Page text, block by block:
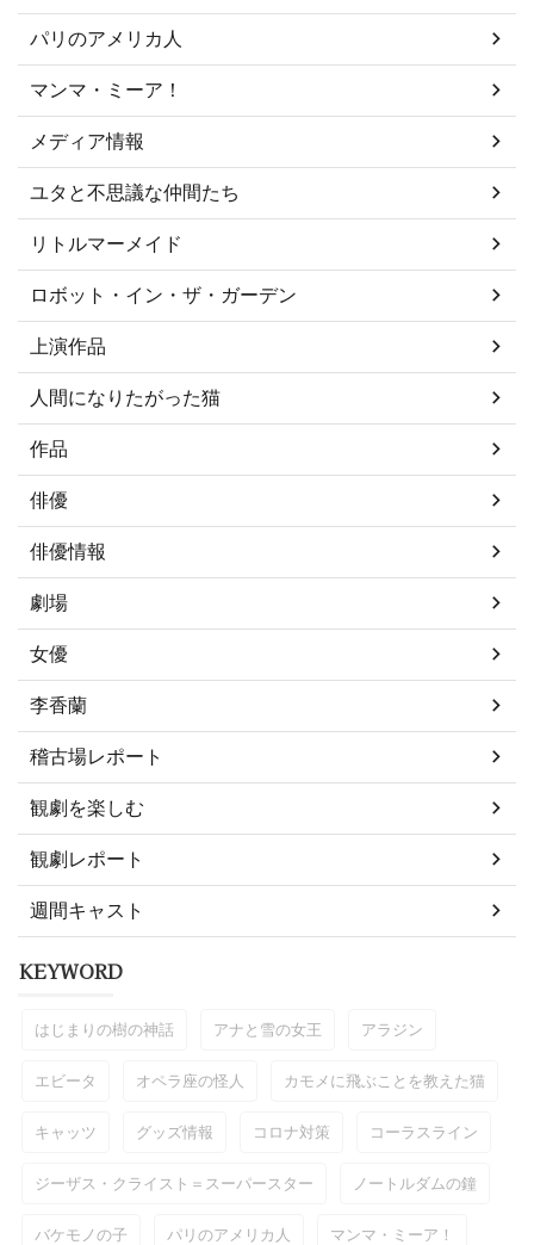
パリのアメリカ人
マンマ・ミーア！
メディア情報
ユタと不思議な仲間たち
リトルマーメイド
ロボット・イン・ザ・ガーデン
上演作品
人間になりたがった猫
作品
俳優
俳優情報
劇場
女優
李香蘭
稽古場レポート
観劇を楽しむ
観劇レポート
週間キャスト
KEYWORD
はじまりの樹の神話 アナと雪の女王 アラジン
エビータ オペラ座の怪人 カモメに飛ぶことを教えた猫
キャッツ グッズ情報 コロナ対策 コーラスライン
ジーザス・クライスト＝スーパースター ノートルダムの鐘
バケモノの子 パリのアメリカ人 マンマ・ミーア！